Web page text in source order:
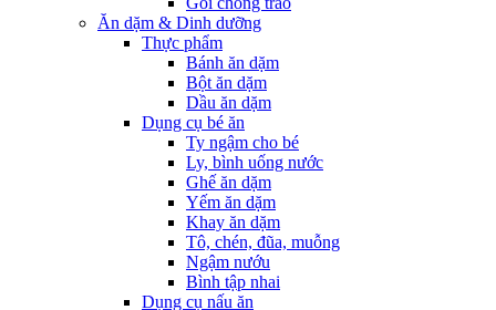
Ăn dặm & Dinh dưỡng
Thực phẩm
Bánh ăn dặm
Bột ăn dặm
Dầu ăn dặm
Dụng cụ bé ăn
Ty ngậm cho bé
Ly, bình uống nước
Ghế ăn dặm
Yếm ăn dặm
Khay ăn dặm
Tô, chén, đũa, muỗng
Ngậm nướu
Bình tập nhai
Dụng cụ nấu ăn